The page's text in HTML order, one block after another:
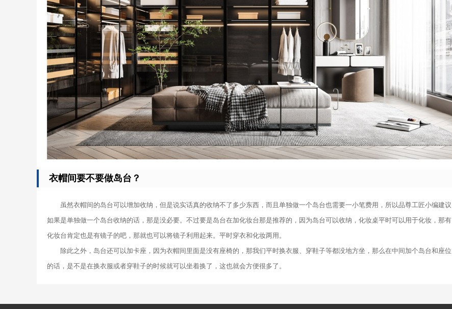
衣帽间要不要做岛台？
虽然衣帽间的岛台可以增加收纳，但是说实话真的收纳不了多少东西，而且单独做一个岛台也需要一小笔费用，所以品尊工匠小编建议
如果是单独做一个岛台收纳的话，那是没必要。不过要是岛台在加化妆台那是推荐的，因为岛台可以收纳，化妆桌平时可以用于化妆，那有
化妆台肯定也是有镜子的吧，那就也可以将镜子利用起来。平时穿衣和化妆两用。
除此之外，岛台还可以加卡座，因为衣帽间里面是没有座椅的，那我们平时换衣服、穿鞋子等都没地方坐，那么在中间加个岛台和座位
的话，是不是在换衣服或者穿鞋子的时候就可以坐着换了，这也就会方便很多了。